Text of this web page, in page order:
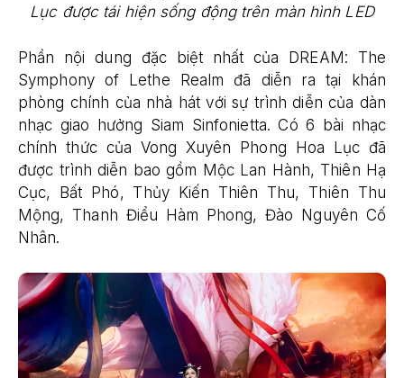
Lục được tái hiện sống động trên màn hình LED
Phần nội dung đặc biệt nhất của DREAM: The
Symphony of Lethe Realm đã diễn ra tại khán
phòng chính của nhà hát với sự trình diễn của dàn
nhạc giao hưởng Siam Sinfonietta. Có 6 bài nhạc
chính thức của Vong Xuyên Phong Hoa Lục đã
được trình diễn bao gồm Mộc Lan Hành, Thiên Hạ
Cục, Bất Phó, Thủy Kiến Thiên Thu, Thiên Thu
Mộng, Thanh Điểu Hàm Phong, Đào Nguyên Cố
Nhân.